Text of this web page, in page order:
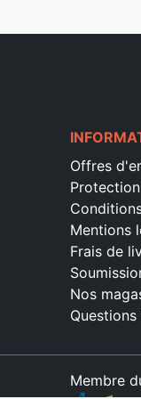
Offres
Mentions
Frais de
Nos
Membre